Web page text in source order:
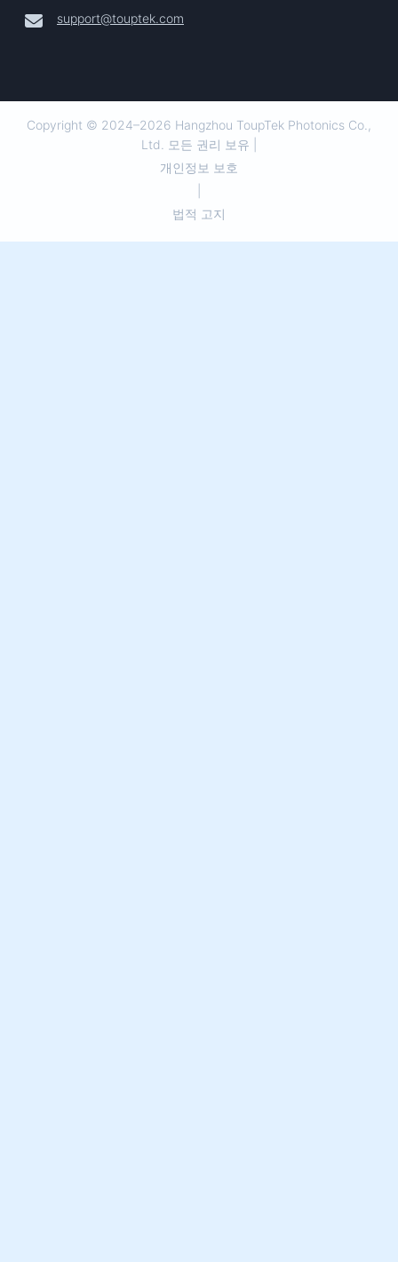
support@touptek.com
Copyright © 2024–2026 Hangzhou ToupTek Photonics Co.,
Ltd. 모든 권리 보유 |
개인정보 보호
법적 고지